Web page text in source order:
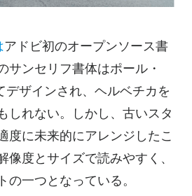
アドビ初のオープンソース書
サンセリフ書体はポール・
デザインされ、ヘルベチカを
しれない。しかし、古いスタ
度に未来的にアレンジしたこ
像度とサイズで読みやすく、
の一つとなっている。